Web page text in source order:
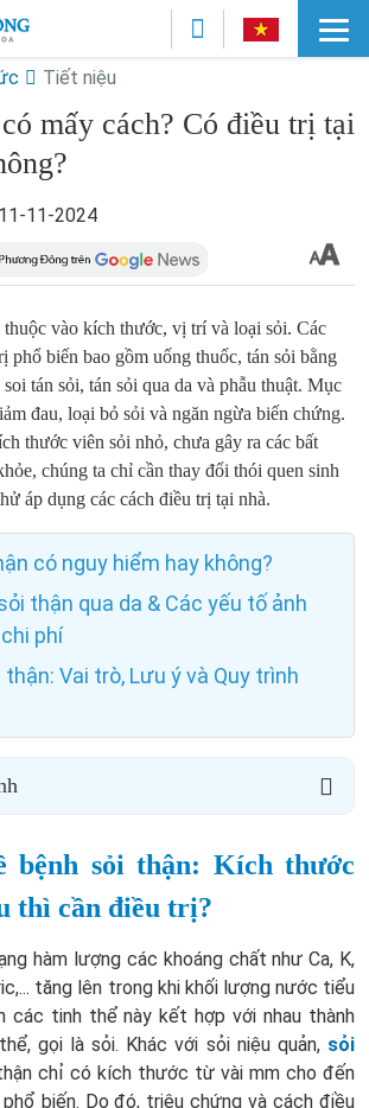
Tiết niệu
mấy cách? Có điều trị tại
11-11-2024
vào kích thước, vị trí và loại sỏi. Các
phổ biến bao gồm uống thuốc, tán sỏi bằng
tán sỏi, tán sỏi qua da và phẫu thuật. Mục
đau, loại bỏ sỏi và ngăn ngừa biến chứng.
thước viên sỏi nhỏ, chưa gây ra các bất
chúng ta chỉ cần thay đổi thói quen sinh
áp dụng các cách điều trị tại nhà.
có nguy hiểm hay không?
thận qua da & Các yếu tố ảnh
phí
Vai trò, Lưu ý và Quy trình
bệnh sỏi thận: Kích thước
thì cần điều trị?
hàm lượng các khoáng chất như Ca, K,
tăng lên trong khi khối lượng nước tiểu
các tinh thể này kết hợp với nhau thành
gọi là sỏi. Khác với sỏi niệu quản, sỏi
chỉ có kích thước từ vài mm cho đến
biến. Do đó, triệu chứng và cách điều